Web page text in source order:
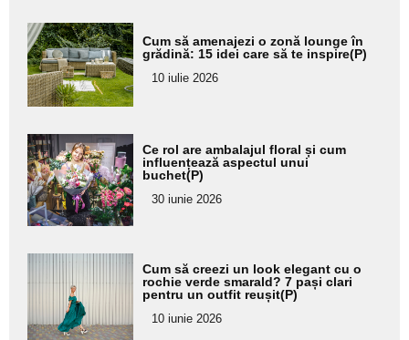
Adaugă
aici textul
pentru
subtitlu
Cum să amenajezi o zonă lounge în
grădină: 15 idei care să te inspire(P)
10 iulie 2026
Adaugă
aici textul
pentru
subtitlu
Ce rol are ambalajul floral și cum
influențează aspectul unui
buchet(P)
30 iunie 2026
Adaugă
aici textul
pentru
subtitlu
Cum să creezi un look elegant cu o
rochie verde smarald? 7 pași clari
pentru un outfit reușit(P)
10 iunie 2026